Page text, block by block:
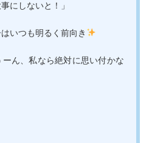
にしないと！」
いつも明るく前向き
ん、私なら絶対に思い付かな